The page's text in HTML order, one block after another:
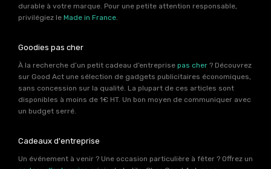
durable à votre marque. Pour une petite attention responsable,
privilégiez le Made in France
Goodies pas cher
À la recherche d’un petit cadeau d’entreprise pas cher ? Découvrez
sur Good Act une sélection de gadgets publicitaires économiques,
sans concession sur la qualité. La plupart de ces articles sont
disponibles à moins de 1€ HT. Un bon moyen de communiquer avec
un budget serré.
Cadeaux d'entreprise
Un événement à venir ? Une occasion particulière à fêter ? Offrez un